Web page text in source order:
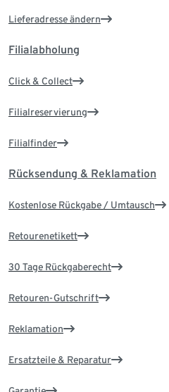
Lieferadresse ändern
Filialabholung
Click & Collect
Filialreservierung
Filialfinder
Rücksendung & Reklamation
Kostenlose Rückgabe / Umtausch
Retourenetikett
30 Tage Rückgaberecht
Retouren-Gutschrift
Reklamation
Ersatzteile & Reparatur